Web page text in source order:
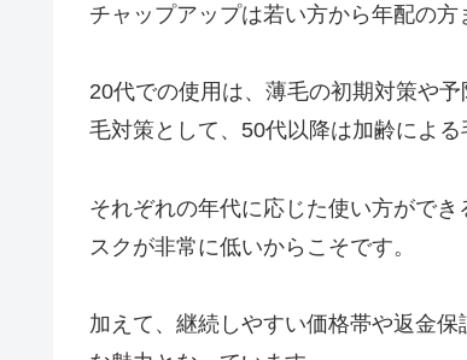
チャップアップは若い方から年配の方
20代での使用は、薄毛の初期対策や
毛対策として、50代以降は加齢によ
それぞれの年代に応じた使い方がで
スクが非常に低いからこそです。
加えて、継続しやすい価格帯や返金